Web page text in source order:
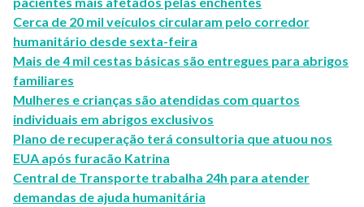
Cerca de 20 mil veículos circularam pelo corredor
humanitário desde sexta-feira
Mais de 4 mil cestas básicas são entregues para abrigos
familiares
Mulheres e crianças são atendidas com quartos
individuais em abrigos exclusivos
Plano de recuperação terá consultoria que atuou nos
EUA após furacão Katrina
Central de Transporte trabalha 24h para atender
demandas de ajuda humanitária